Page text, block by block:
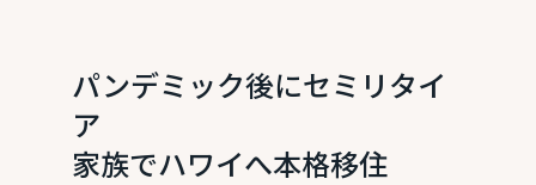
パンデミック後にセミリタイ
ア
家族でハワイへ本格移住